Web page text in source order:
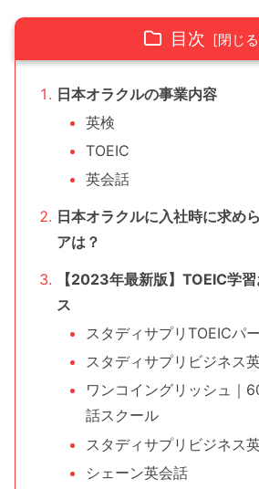
目次
日本オラクルの事業内容
英検
TOEIC
英会話
日本オラクルに入社時に求め
アは？
【2023年最新版】TOEIC学
ス
スタディサプリTOEICパ
スタディサプリビジネス
ワンコイングリッシュ｜
話スクール
スタディサプリビジネス
シェーン英会話